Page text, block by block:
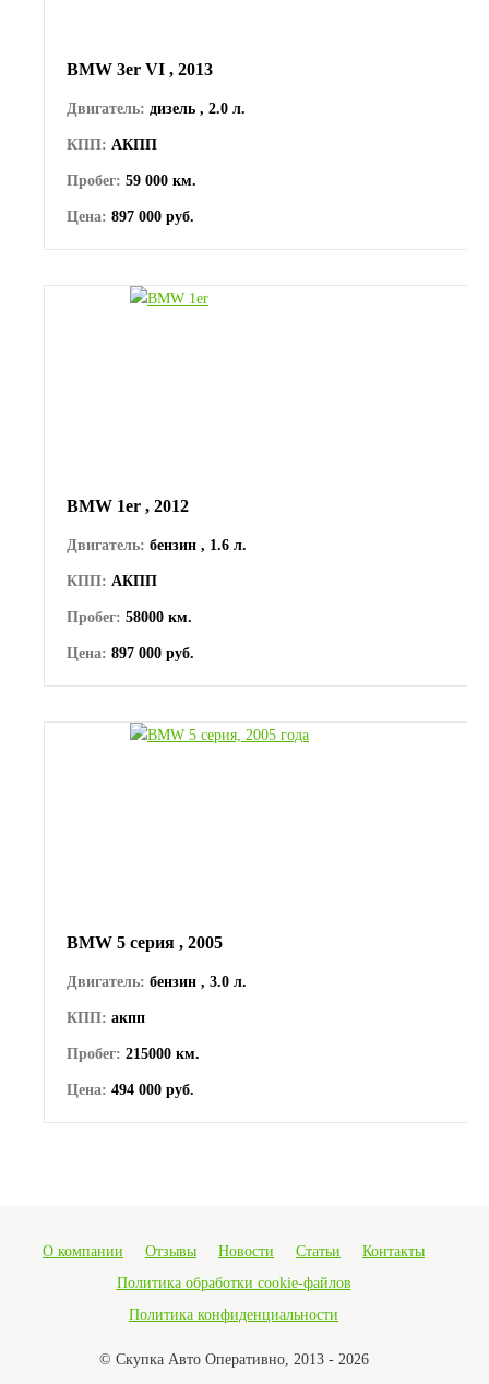
BMW 3er VI , 2013
Двигатель: дизель , 2.0 л.
КПП: АКПП
Пробег: 59 000 км.
Цена: 897 000 руб.
BMW 1er , 2012
Двигатель: бензин , 1.6 л.
КПП: АКПП
Пробег: 58000 км.
Цена: 897 000 руб.
BMW 5 серия , 2005
Двигатель: бензин , 3.0 л.
КПП: акпп
Пробег: 215000 км.
Цена: 494 000 руб.
О компании Отзывы Новости Статьи
Контакты
Политика обработки cookie-файлов
Политика конфиденциальности
© Скупка Авто Оперативно, 2013 - 2026